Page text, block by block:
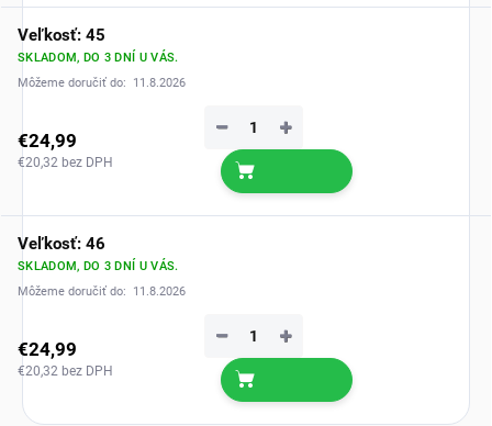
Veľkosť: 45
SKLADOM, DO 3 DNÍ U VÁS.
Môžeme doručiť do:
11.8.2026
€24,99
€20,32 bez DPH
+
−
Veľkosť: 46
SKLADOM, DO 3 DNÍ U VÁS.
Môžeme doručiť do:
11.8.2026
€24,99
€20,32 bez DPH
+
−